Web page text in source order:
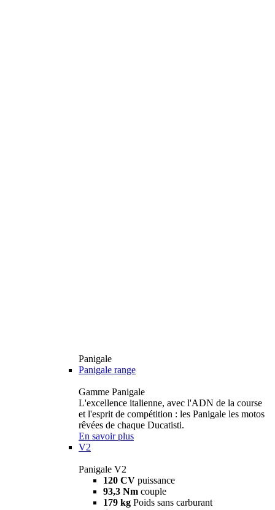
Panigale
Panigale range
Gamme Panigale
L'excellence italienne, avec l'ADN de la course
et l'esprit de compétition : les Panigale les motos
rêvées de chaque Ducatisti.
En savoir plus
V2
Panigale V2
120 CV puissance
93,3 Nm couple
179 kg Poids sans carburant